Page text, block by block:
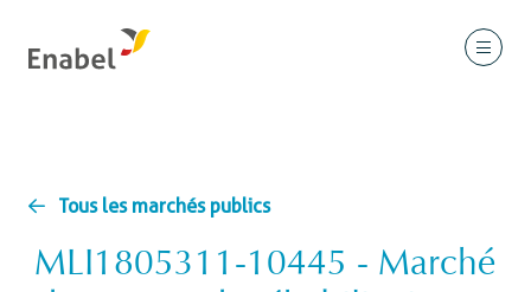
Tous les marchés publics
MLI1805311-10445 - Marché